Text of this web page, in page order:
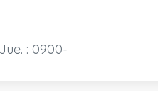
: 0900-